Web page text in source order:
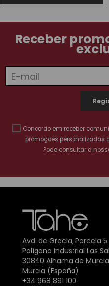
Receber
Concordo em receber
promoções personalizadas
Pode consultar a
Avd. de Grecia, Parcela
Polígono Industrial Las
30840 Alhama de Murcia
Murcia (España)
+34 968 891 100